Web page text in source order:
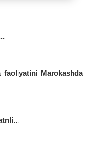
faoliyatini Marokashda